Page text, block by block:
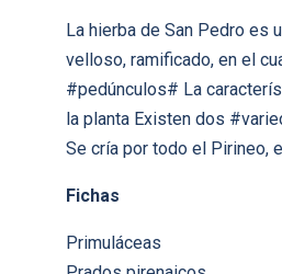
La hierba de San Pedro es
velloso, ramificado, en el
#pedúnculos# La
la planta Existen dos
Se cría por todo el Pirineo,
Fichas
Primuláceas